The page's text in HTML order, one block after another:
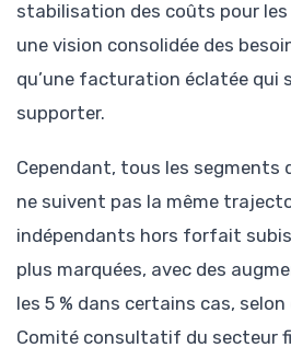
stabilisation des coûts pour
une vision consolidée des
qu’une facturation éclatée qui
supporter.
Cependant, tous les segments
ne suivent pas la même
indépendants hors forfait
plus marquées, avec des
les 5 % dans certains cas,
Comité consultatif du secteur